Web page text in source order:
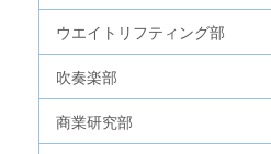
ウエイトリフティング部
吹奏楽部
商業研究部